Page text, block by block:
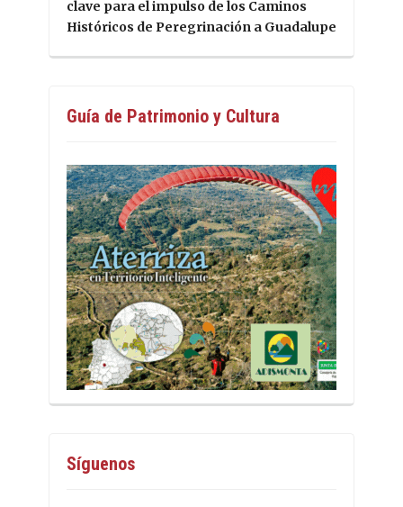
clave para el impulso de los Caminos
Históricos de Peregrinación a Guadalupe
Guía de Patrimonio y Cultura
Síguenos